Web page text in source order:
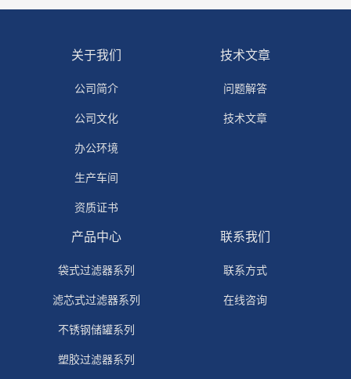
关于我们
公司简介
公司文化
办公环境
生产车间
资质证书
技术文章
问题解答
技术文章
产品中心
袋式过滤器系列
滤芯式过滤器系列
不锈钢储罐系列
塑胶过滤器系列
联系我们
联系方式
在线咨询